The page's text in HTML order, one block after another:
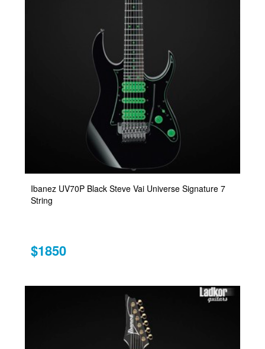
Ibanez UV70P Black Steve Vai Universe Signature 7
String
$1850